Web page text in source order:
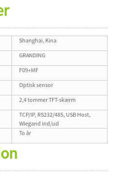
Shanghai, Kina
GRANDING
F09+MF
Optisk sensor
2,4 tommer TFT-skærm
TCP/IP, RS232/485, USB Host,
Wiegand ind/ud
To år